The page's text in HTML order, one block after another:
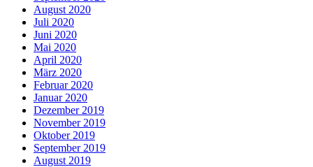
August 2020
Juli 2020
Juni 2020
Mai 2020
April 2020
März 2020
Februar 2020
Januar 2020
Dezember 2019
November 2019
Oktober 2019
September 2019
August 2019